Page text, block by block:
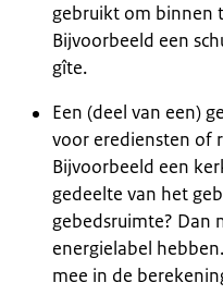
gebruikt om binnen
Bijvoorbeeld een
gîte.
Een (deel van een)
voor erediensten of
Bijvoorbeeld een
gedeelte van het
gebedsruimte? Dan
energielabel
mee in de